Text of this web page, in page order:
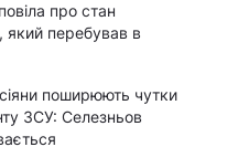
про стан
який перебував в
поширюють чутки
ЗСУ: Селезньов